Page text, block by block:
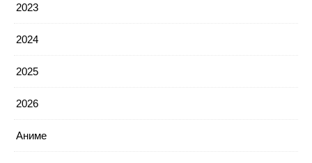
2023
2024
2025
2026
Аниме